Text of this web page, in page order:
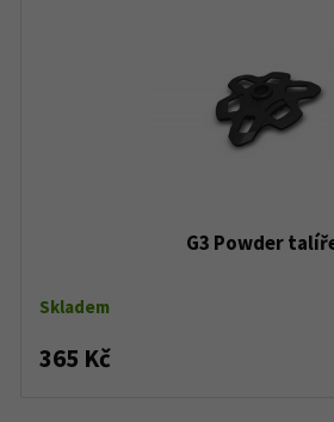
G3 Powder
Skladem
365 Kč